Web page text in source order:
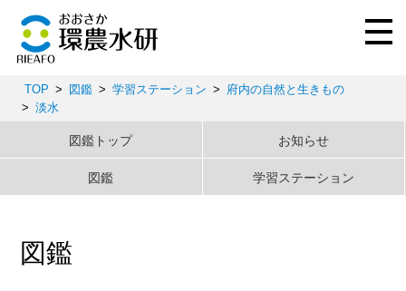
TOP 図鑑 学習ステーション
府内の自然と生きもの
淡水
図鑑トップ お知らせ
図鑑 学習ステーション
図鑑